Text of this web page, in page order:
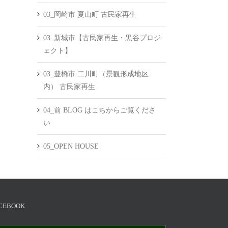
03_岡崎市 夏山町 古民家再生
03_新城市【古民家再生・黒谷プロジ
ェクト】
03_豊橋市 二川町（景観形成地区
内） 古民家再生
04_前 BLOG はこちからご覧くださ
い
05_OPEN HOUSE